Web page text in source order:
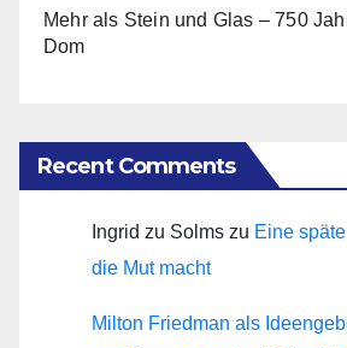
Mehr als Stein und Glas – 750
Dom
Recent Comments
Ingrid zu Solms zu Eine
die Mut macht
Milton Friedman als